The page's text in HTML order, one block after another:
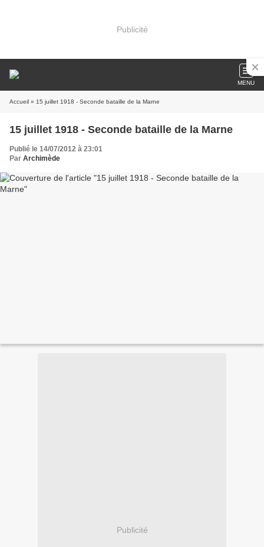
Publicité
MENU
Accueil » 15 juillet 1918 - Seconde bataille de la Marne
15 juillet 1918 - Seconde bataille de la Marne
Publié le 14/07/2012 à 23:01
Par Archimède
Publicité